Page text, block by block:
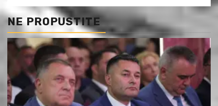
NE PROPUSTITE